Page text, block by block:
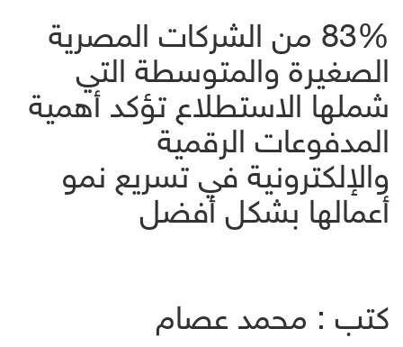
83% من الشركات المصرية
الصغيرة والمتوسطة التي
شملها الاستطلاع تؤكد أهمية
المدفوعات الرقمية
والإلكترونية في تسريع نمو
أعمالها بشكل أفضل
كتب : محمد عصام